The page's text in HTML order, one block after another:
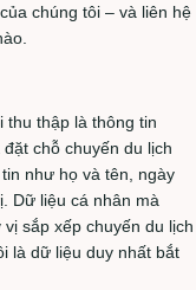
chúng tôi – và liên hệ
thu thập là thông tin
chỗ chuyến du lịch
như họ và tên, ngày
Dữ liệu cá nhân mà
sắp xếp chuyến du lịch
là dữ liệu duy nhất bắt